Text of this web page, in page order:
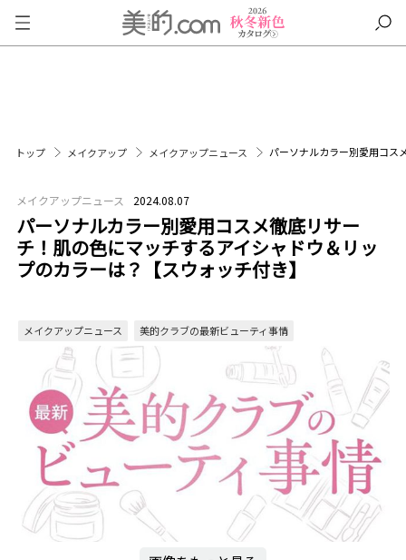
トップ メイクアップ メイクアップニュース パーソナルカラー別愛用コス
メイクアップニュース 2024.08.07
パーソナルカラー別愛用コスメ徹底リサー
チ！肌の色にマッチするアイシャドウ＆リッ
プのカラーは？【スウォッチ付き】
メイクアップニュース 美的クラブの最新ビューティ事情